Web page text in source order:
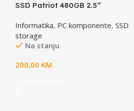
SSD Patriot 480GB 2.5”
Informatika, PC komponente,SSD
storage
Na stanju
200,00 KM